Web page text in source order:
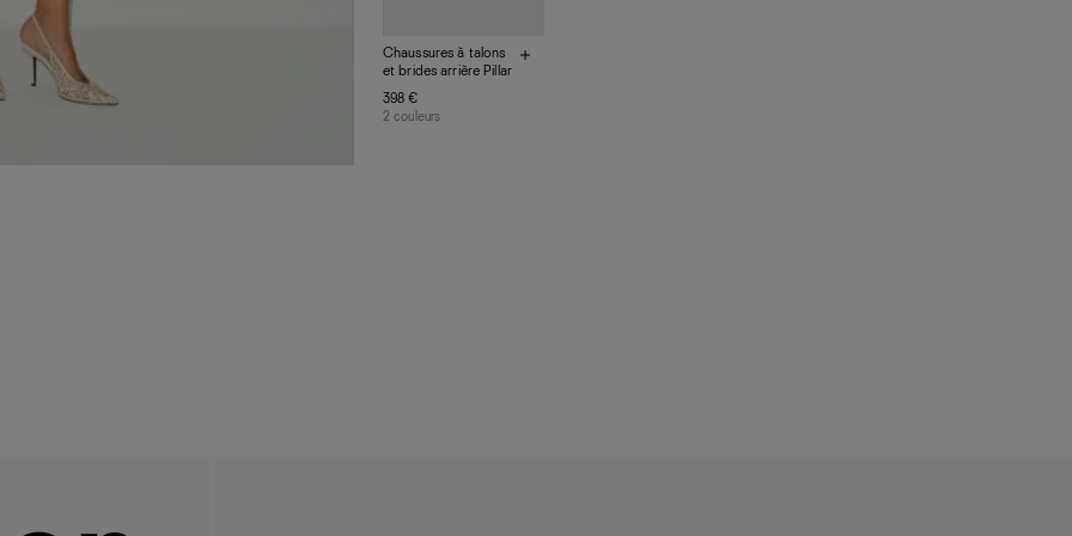
Chaussures à talons
et brides arrière Pillar
398 €
2 couleurs